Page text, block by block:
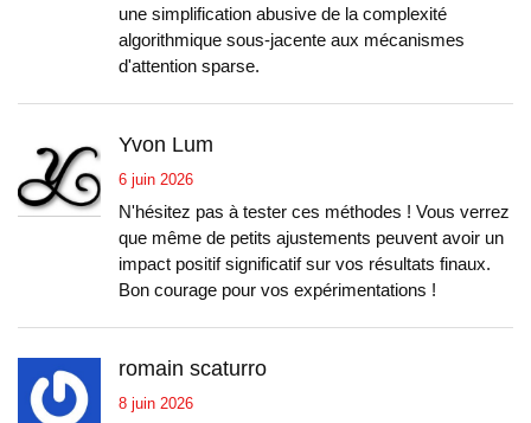
une simplification abusive de la complexité
algorithmique sous-jacente aux mécanismes
d'attention sparse.
Yvon Lum
6 juin 2026
N'hésitez pas à tester ces méthodes ! Vous verrez
que même de petits ajustements peuvent avoir un
impact positif significatif sur vos résultats finaux.
Bon courage pour vos expérimentations !
romain scaturro
8 juin 2026